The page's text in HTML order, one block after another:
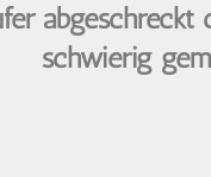
schwierig